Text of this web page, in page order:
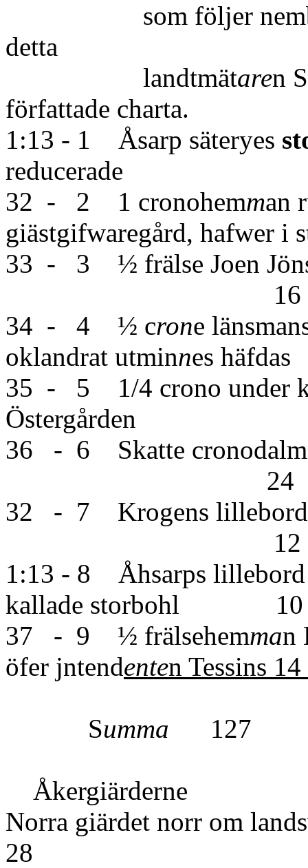
som följer
detta
landtmätaren
författade charta.
1:13 - 1 Åsarp säteryes
reducerade
32 - 2 1 cronohemman
giästgifwaregård, hafwer
33 - 3 ½
16
34 - 4 ½ crone
oklandrat utminnes
35 - 5 1/4 crono under
36 - 6 Skatte
24
32 - 7
12
1:13 - 8 Åhsarps
kallade storbohl 10
37 - 9 ½ frälsehemman
öfer jntendenten Tessins
Summa 127
Åkergiärderne
Norra giärdet norr om
28